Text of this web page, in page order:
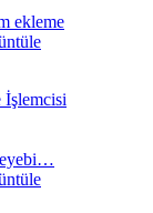
ekleme
İşlemcisi